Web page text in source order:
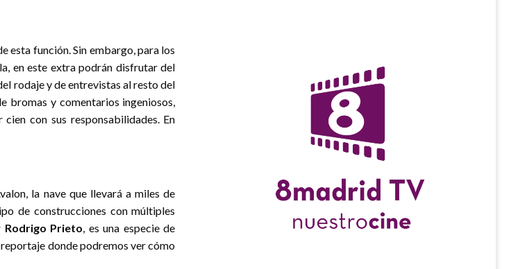
esta función. Sin embargo, para los
en este extra podrán disfrutar del
rodaje y de entrevistas al resto del
bromas y comentarios ingeniosos,
con sus responsabilidades. En
la nave que llevará a miles de
de construcciones con múltiples
Rodrigo Prieto, es una especie de
donde podremos ver cómo